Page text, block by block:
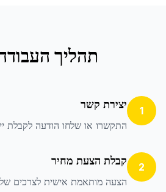
תהליך
1 יצירת קשר
התקשרו או שלחו הודעה לקבלת
2 קבלת הצעת מחיר
הצעה מותאמת אישית לצרכים